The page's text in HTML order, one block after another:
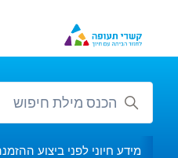
חיפוש
מידע חיוני לפני ביצוע ההזמנה